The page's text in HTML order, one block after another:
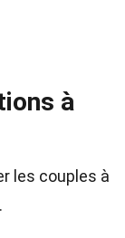
à
les couples à